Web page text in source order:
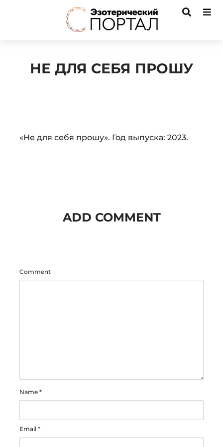
НЕ ДЛЯ СЕБЯ ПРОШУ
Audio
«Не для себя прошу». Год выпуска: 2023.
ADD COMMENT
Comment
Name *
Email *